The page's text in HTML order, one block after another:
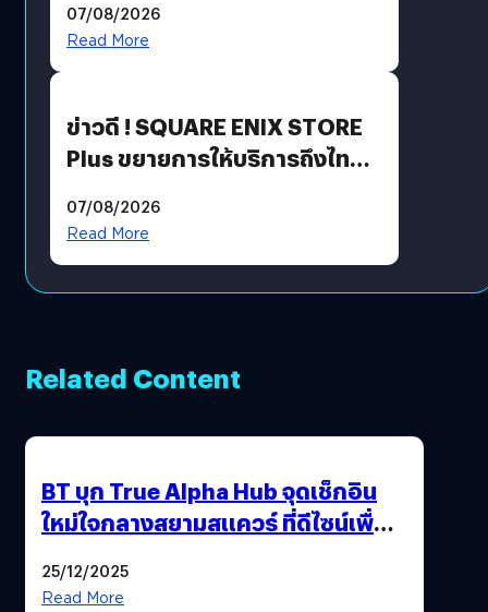
07/08/2026
Read More
ข่าวดี ! SQUARE ENIX STORE
Plus ขยายการให้บริการถึงไทย
โดยตรง
07/08/2026
Read More
Related Content
BT บุก True Alpha Hub จุดเช็กอิน
ใหม่ใจกลางสยามสแควร์ ที่ดีไซน์เพื่อ
25/12/2025
Read More